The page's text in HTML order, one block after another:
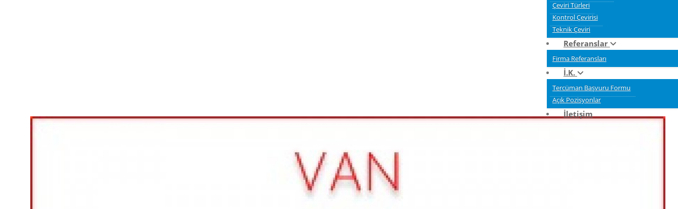
Çeviri Türleri
Kontrol Çevirisi
Teknik Çeviri
Referanslar
Firma Referansları
İ.K.
Tercüman Başvuru Formu
Açık Pozisyonlar
İletişim